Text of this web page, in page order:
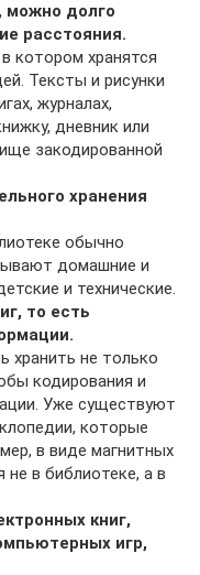
можно долго
расстояния.
котором хра­нятся
Тексты и рисунки
журналах,
дневник или
за­кодированной
хранения
обыч­но
домаш­ние и
и технические.
то есть
хранить не только
кодиро­вания и
Уже существуют
которые
в виде магнитных
не в библиотеке, а в
книг,
игр,